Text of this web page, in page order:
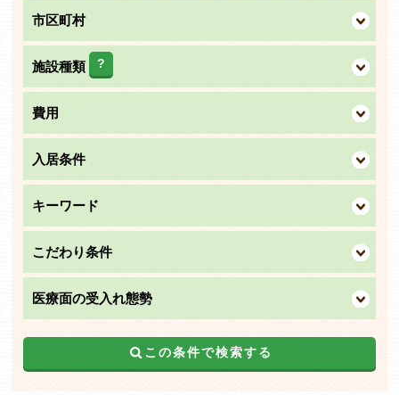
市区町村
施設種類 ?
費用
入居条件
キーワード
こだわり条件
医療面の受入れ態勢
この条件で検索する